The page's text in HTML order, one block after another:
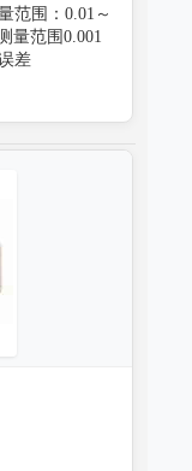
范围：0.01～
量范围0.001
差